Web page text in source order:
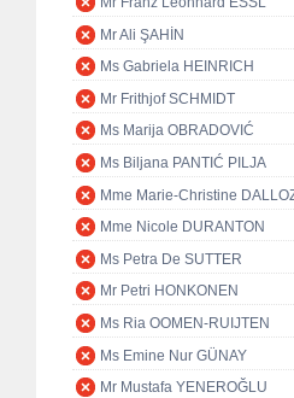
Mr Ali ŞAHİN
Ms Gabriela HEINRICH
Mr Frithjof SCHMIDT
Ms Marija OBRADOVIĆ
Ms Biljana PANTIĆ PILJA
Mme Marie-Christine
Mme Nicole DURANTON
Ms Petra De SUTTER
Mr Petri HONKONEN
Ms Ria OOMEN-RUIJTEN
Ms Emine Nur GÜNAY
Mr Mustafa YENEROĞLU